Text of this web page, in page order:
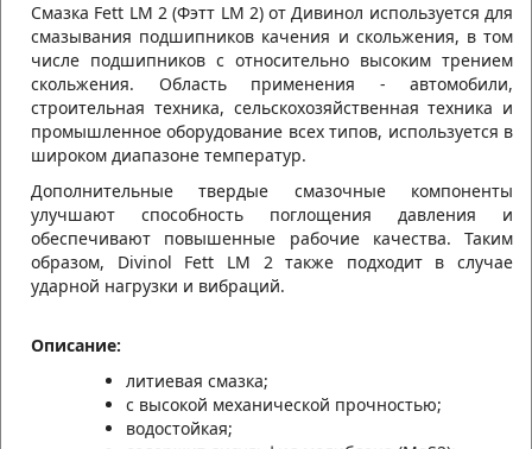
Смазка Fett LM 2 (Фэтт LM 2) от Дивинол используется для
смазывания подшипников качения и скольжения, в том
числе подшипников с относительно высоким трением
скольжения. Область применения - автомобили,
строительная техника, сельскохозяйственная техника и
промышленное оборудование всех типов, используется в
широком диапазоне температур.
Дополнительные твердые смазочные компоненты
улучшают способность поглощения давления и
обеспечивают повышенные рабочие качества. Таким
образом, Divinol Fett LM 2 также подходит в случае
ударной нагрузки и вибраций.
Описание:
литиевая смазка;
с высокой механической прочностью;
водостойкая;